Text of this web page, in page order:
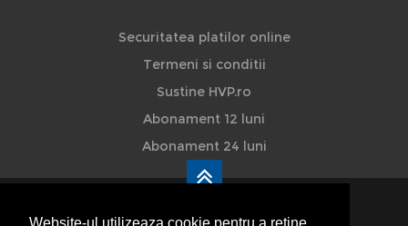
Securitatea platilor online
Termeni si conditii
Sustine HVP.ro
Abonament 12 luni
Abonament 24 luni